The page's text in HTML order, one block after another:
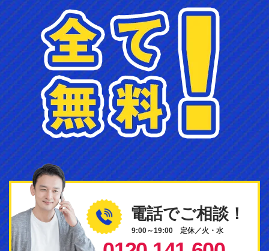
電話でご相談！
9:00～19:00 定休／火・水